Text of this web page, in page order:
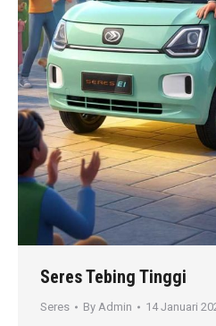
Seres Tebing Tinggi
Seres By Admin 14 Januari